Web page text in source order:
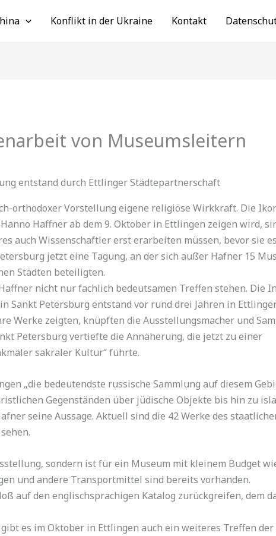
Konflikt in der Ukraine Kontakt
von Museumsleitern
entstand durch Ettlinger Städtepartnerschaft
orthodoxer Vorstellung eigene religiöse Wirkkraft. Die
Haffner ab dem 9. Oktober in Ettlingen zeigen wird,
auch Wissenschaftler erst erarbeiten müssen, bevor sie
jetzt eine Tagung, an der sich außer Hafner 15
Städten beteiligten.
nicht nur fachlich bedeutsamen Treffen stehen. Die
Sankt Petersburg entstand vor rund drei Jahren in
Werke zeigten, knüpften die Ausstellungsmacher und
Petersburg vertiefte die Annäherung, die jetzt zu einer
sakraler Kultur“ führte.
„die bedeutendste russische Sammlung auf diesem
Gegenständen über jüdische Objekte bis hin zu
seine Aussage. Aktuell sind die 42 Werke des
sondern ist für ein Museum mit kleinem Budget
und andere Transportmittel sind bereits vorhanden.
auf den englischsprachigen Katalog zurückgreifen, dem
es im Oktober in Ettlingen auch ein weiteres Treffen der